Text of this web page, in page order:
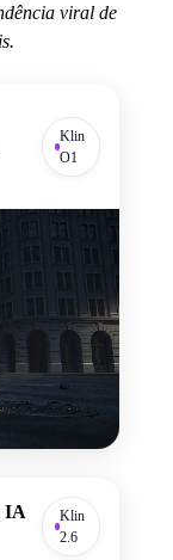
viral de
Klin
O1
IA
Klin
2.6